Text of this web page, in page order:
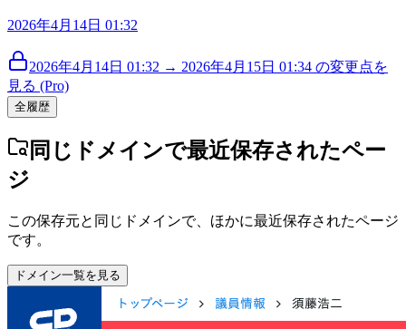
2026年4月14日 01:32
2026年4月14日 01:32 → 2026年4月15日 01:34 の変更点を
見る (Pro)
全履歴
同じドメインで最近保存されたペー
ジ
この保存元と同じドメインで、ほかに最近保存されたページ
です。
ドメイン一覧を見る